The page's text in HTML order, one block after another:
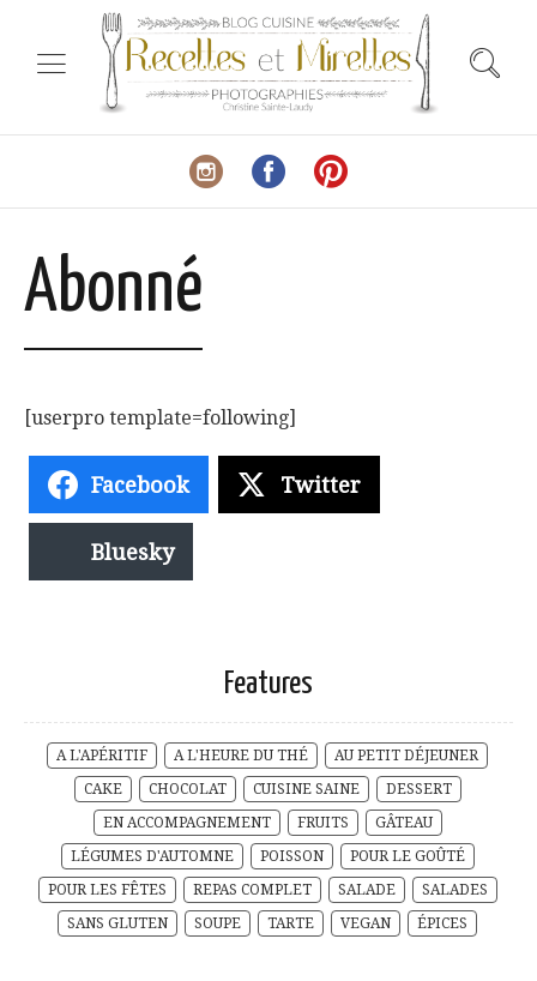
Abonné
[userpro template=following]
Facebook Twitter
Bluesky
Features
A L'APÉRITIF A L'HEURE DU THÉ
AU PETIT DÉJEUNER
CAKE
CHOCOLAT CUISINE SAINE
DESSERT
EN ACCOMPAGNEMENT
FRUITS
GÂTEAU
LÉGUMES D'AUTOMNE
POISSON
POUR LE GOÛTÉ
POUR LES FÊTES
REPAS COMPLET SALADE
SALADES
SANS GLUTEN
SOUPE TARTE VEGAN ÉPICES